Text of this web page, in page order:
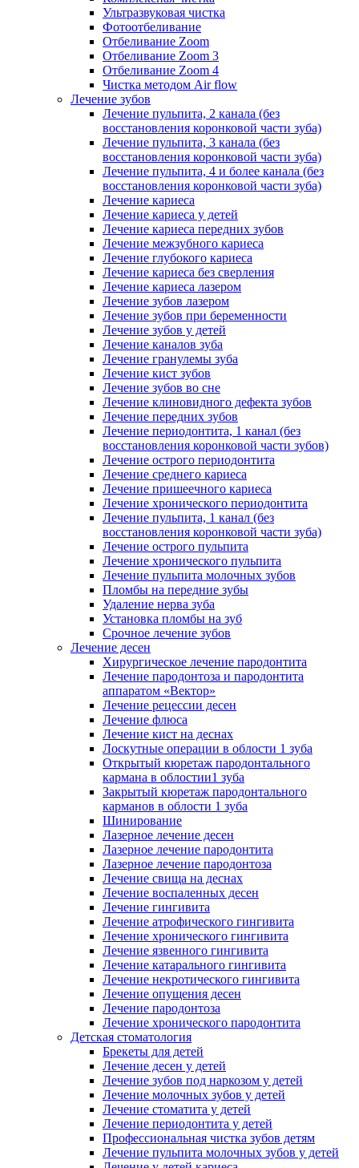
Ультразвуковая чистка
Фотоотбеливание
Отбеливание Zoom
Отбеливание Zoom 3
Отбеливание Zoom 4
Чистка методом Air flow
Лечение зубов
Лечение пульпита, 2 канала (без
восстановления коронковой части зуба)
Лечение пульпита, 3 канала (без
восстановления коронковой части зуба)
Лечение пульпита, 4 и более канала (без
восстановления коронковой части зуба)
Лечение кариеса
Лечение кариеса у детей
Лечение кариеса передних зубов
Лечение межзубного кариеса
Лечение глубокого кариеса
Лечение кариеса без сверления
Лечение кариеса лазером
Лечение зубов лазером
Лечение зубов при беременности
Лечение зубов у детей
Лечение каналов зуба
Лечение гранулемы зуба
Лечение кист зубов
Лечение зубов во сне
Лечение клиновидного дефекта зубов
Лечение передних зубов
Лечение периодонтита, 1 канал (без
восстановления коронковой части зубов)
Лечение острого периодонтита
Лечение среднего кариеса
Лечение пришеечного кариеса
Лечение хронического периодонтита
Лечение пульпита, 1 канал (без
восстановления коронковой части зуба)
Лечение острого пульпита
Лечение хронического пульпита
Лечение пульпита молочных зубов
Пломбы на передние зубы
Удаление нерва зуба
Установка пломбы на зуб
Срочное лечение зубов
Лечение десен
Хирургическое лечение пародонтита
Лечение пародонтоза и пародонтита
аппаратом «Вектор»
Лечение рецессии десен
Лечение флюса
Лечение кист на деснах
Лоскутные операции в облости 1 зуба
Открытый кюретаж пародонтального
кармана в облостии1 зуба
Закрытый кюретаж пародонтального
карманов в облости 1 зуба
Шинирование
Лазерное лечение десен
Лазерное лечение пародонтита
Лазерное лечение пародонтоза
Лечение свища на деснах
Лечение воспаленных десен
Лечение гингивита
Лечение атрофического гингивита
Лечение хронического гингивита
Лечение язвенного гингивита
Лечение катарального гингивита
Лечение некротического гингивита
Лечение опущения десен
Лечение пародонтоза
Лечение хронического пародонтита
Детская стоматология
Брекеты для детей
Лечение десен у детей
Лечение зубов под наркозом у детей
Лечение молочных зубов у детей
Лечение стоматита у детей
Лечение периодонтита у детей
Профессиональная чистка зубов детям
Лечение пульпита молочных зубов у детей